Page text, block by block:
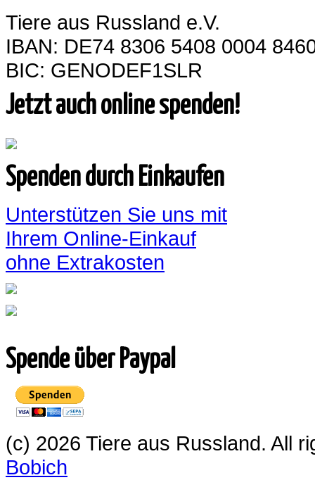
Tiere aus Russland e.V.
IBAN: DE74 8306 5408 0004
BIC: GENODEF1SLR
Jetzt auch online spenden!
Spenden durch Einkaufen
Unterstützen Sie uns mit
Ihrem Online-Einkauf
ohne Extrakosten
Spende über Paypal
(c) 2026 Tiere aus Russland. All
Bobich